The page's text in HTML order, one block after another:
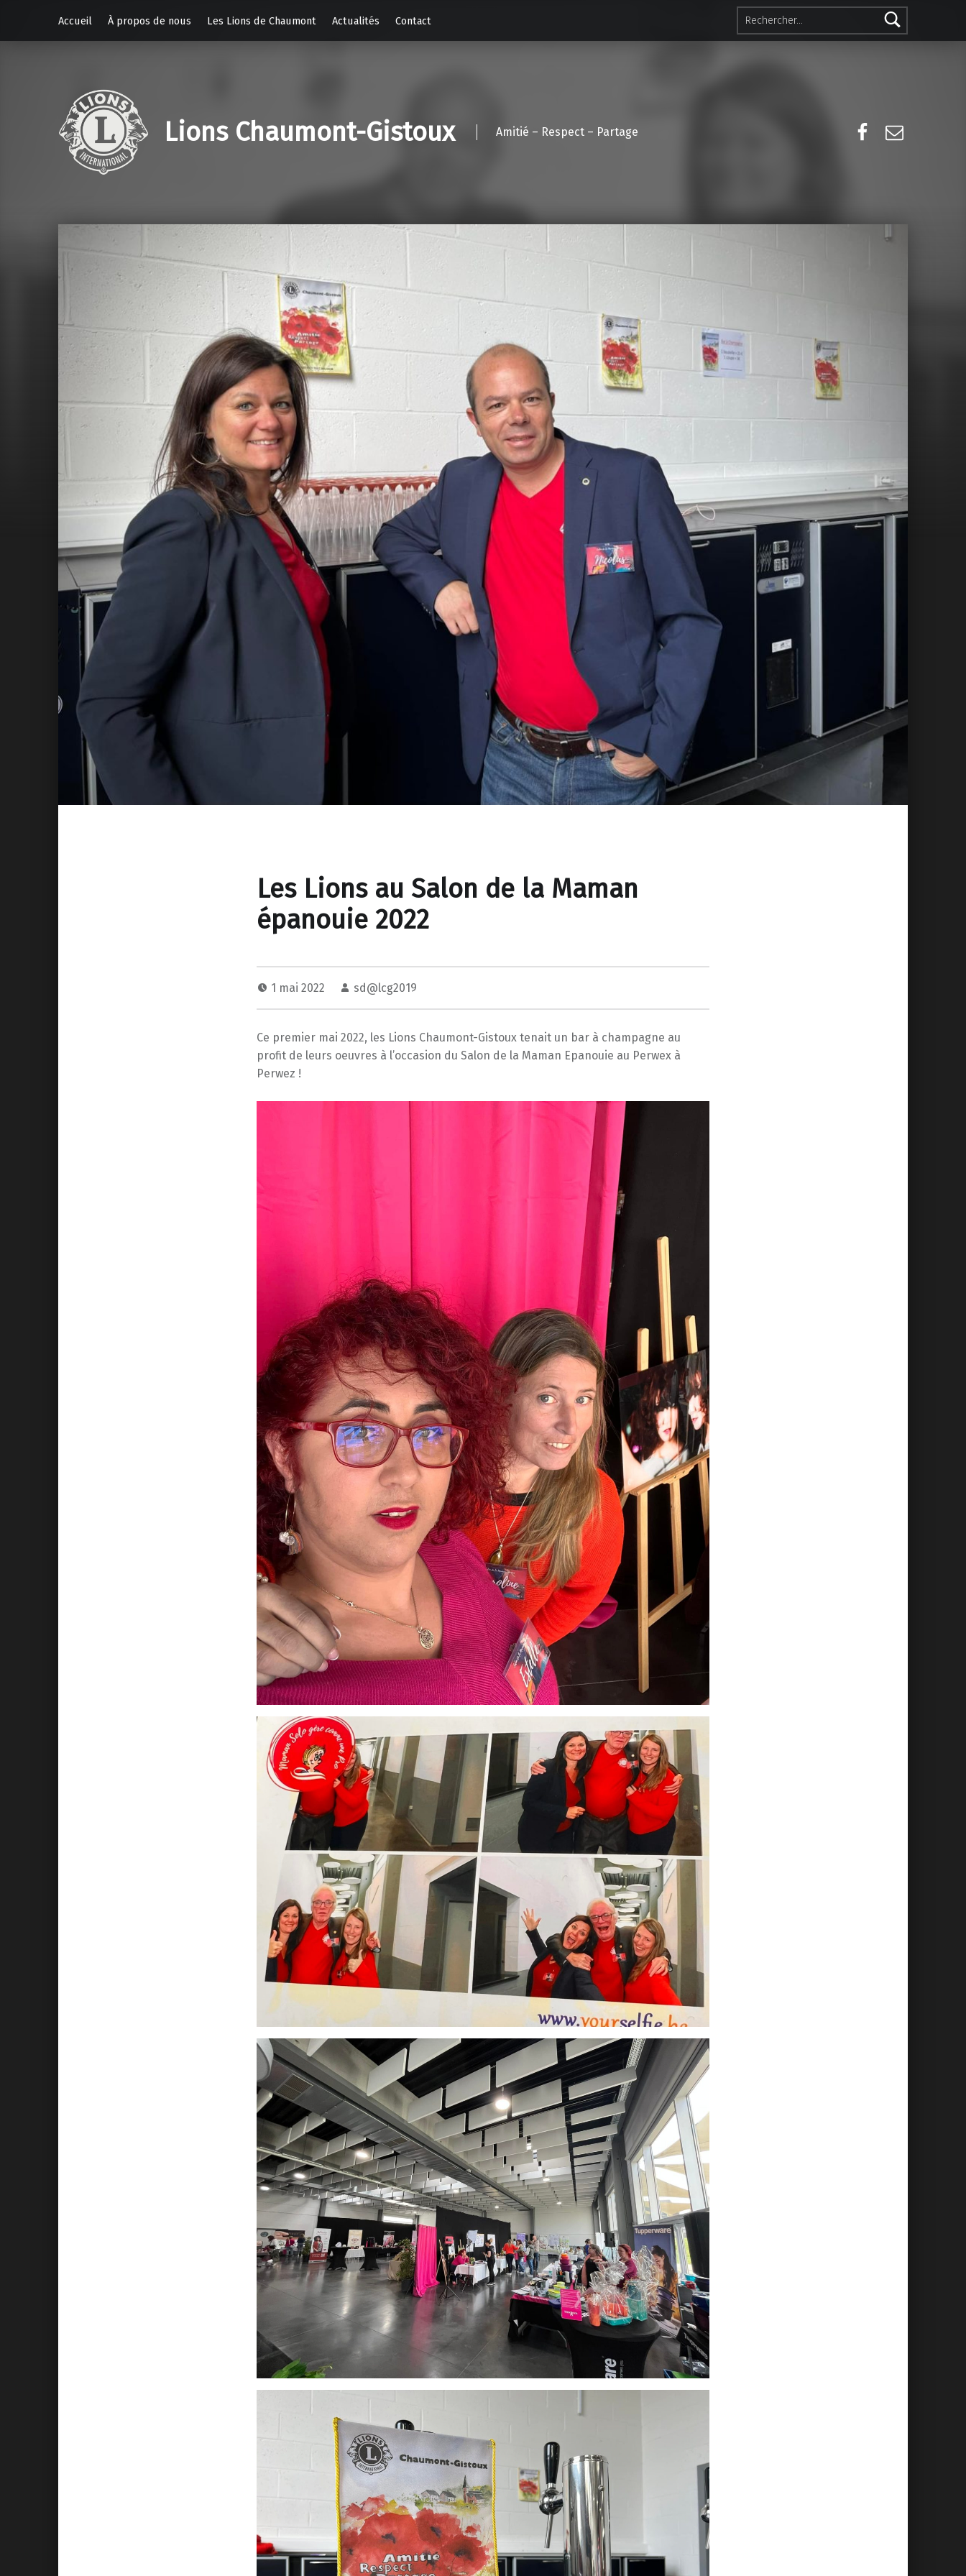
Rechercher :
Accueil
À propos de nous Les Lions de Chaumont Actualités Contact
Lions Chaumont-Gistoux Amitié – Respect – Partage
Facebook
Les Lions au Salon de la Maman
épanouie 2022
1 mai 2022 sd@lcg2019
Ce premier mai 2022, les Lions Chaumont-Gistoux tenait un bar à champagne au
profit de leurs oeuvres à l’occasion du Salon de la Maman Epanouie au Perwex à
Perwez !